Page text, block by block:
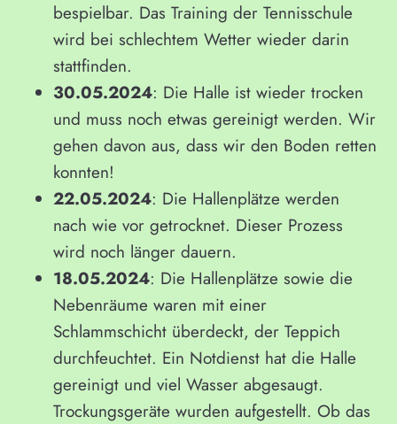
bespielbar. Das Training der Tennisschule
wird bei schlechtem Wetter wieder darin
stattfinden.
30.05.2024: Die Halle ist wieder trocken
und muss noch etwas gereinigt werden. Wir
gehen davon aus, dass wir den Boden retten
konnten!
22.05.2024: Die Hallenplätze werden
nach wie vor getrocknet. Dieser Prozess
wird noch länger dauern.
18.05.2024: Die Hallenplätze sowie die
Nebenräume waren mit einer
Schlammschicht überdeckt, der Teppich
durchfeuchtet. Ein Notdienst hat die Halle
gereinigt und viel Wasser abgesaugt.
Trockungsgeräte wurden aufgestellt. Ob das